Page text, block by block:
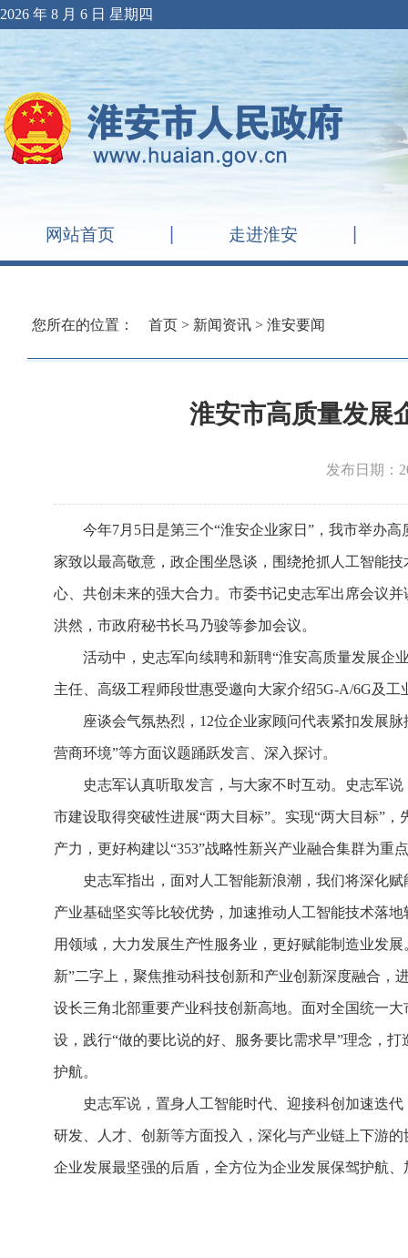
2026 年 8 月 6 日 星期四
网站首页 走进淮安
您所在的位置： 首页 > 新闻资讯 > 淮安要闻
淮安市高质量发展
发布日期：
今年7月5日是第三个“淮安企业家日”，我市举办
家致以最高敬意，政企围坐恳谈，围绕抢抓人工智能
心、共创未来的强大合力。市委书记史志军出席会议
洪然，市政府秘书长马乃骏等参加会议。
活动中，史志军向续聘和新聘“淮安高质量发展企
主任、高级工程师段世惠受邀向大家介绍5G-A/6G及
座谈会气氛热烈，12位企业家顾问代表紧扣发展
营商环境”等方面议题踊跃发言、深入探讨。
史志军认真听取发言，与大家不时互动。史志军
市建设取得突破性进展“两大目标”。实现“两大目标”
产力，更好构建以“353”战略性新兴产业融合集群为重
史志军指出，面对人工智能新浪潮，我们将深化
产业基础坚实等比较优势，加速推动人工智能技术落
用领域，大力发展生产性服务业，更好赋能制造业发
新”二字上，聚焦推动科技创新和产业创新深度融合，
设长三角北部重要产业科技创新高地。面对全国统一
设，践行“做的要比说的好、服务要比需求早”理念，
护航。
史志军说，置身人工智能时代、迎接科创加速迭
研发、人才、创新等方面投入，深化与产业链上下游
企业发展最坚强的后盾，全方位为企业发展保驾护航、